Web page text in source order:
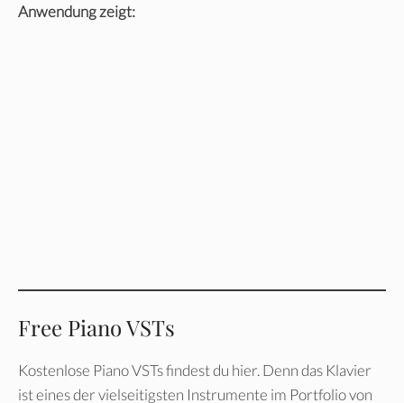
Anwendung zeigt:
Free Piano VSTs
Kostenlose Piano VSTs findest du hier. Denn das Klavier
ist eines der vielseitigsten Instrumente im Portfolio von